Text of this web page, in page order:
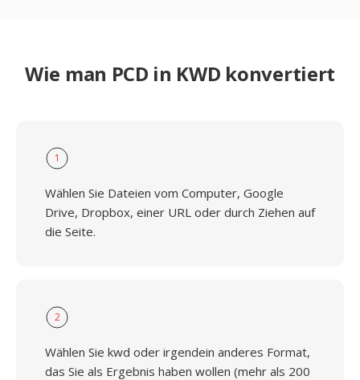
Wie man PCD in KWD konvertiert
1
Wählen Sie Dateien vom Computer, Google
Drive, Dropbox, einer URL oder durch Ziehen auf
die Seite.
2
Wählen Sie kwd oder irgendein anderes Format,
das Sie als Ergebnis haben wollen (mehr als 200